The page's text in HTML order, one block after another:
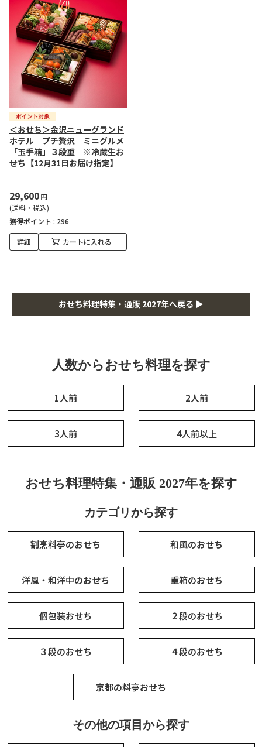
＜おせち＞金沢ニューグランド
ホテル プチ贅沢 ミニグルメ
「玉手箱」３段重 ※冷蔵生お
せち【12月31日お届け指定】
29,600円
(送料・税込)
獲得ポイント : 296
詳細 カートに入れる
おせち料理特集・通販 2027年へ戻る ▶
人数からおせち料理を探す
1人前 2人前
3人前 4人前以上
おせち料理特集・通販 2027年を探す
カテゴリから探す
割烹料亭のおせち 和風のおせち
洋風・和洋中のおせち 重箱のおせち
個包装おせち ２段のおせち
３段のおせち ４段のおせち
京都の料亭おせち
その他の項目から探す